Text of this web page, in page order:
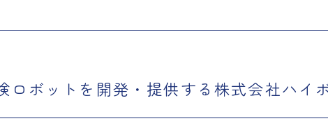
ロボットを開発・提供する株式会社ハイ